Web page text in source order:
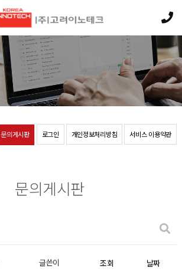
문의게시판 로그인 개인정보처리방침 서비스 이용약관
문의게시판
글쓴이 조회 날짜